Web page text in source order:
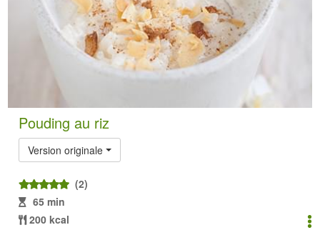
Pouding au riz
Version originale
(2)
65 min
200 kcal